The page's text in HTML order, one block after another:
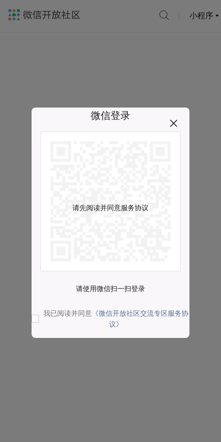
小程序
微信登录
请先阅读并同意服务协议
请使用微信扫一扫登录
我已阅读并同意 《微信开放社区交流专区服务协
议》